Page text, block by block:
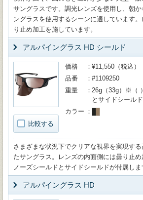
サングラスです。調光レンズを使用し、朝
ングラスを使用するシーンに適しています
り止め加工を施しています。
アルパイングラス HD シールド
比較する
価格
¥11,550（税込）
品番
#1109250
重量
26g（33g）※（
とサイドシール
カラー
さまざまな状況下でクリアな視界を実現す
たサングラス。レンズの内面側には曇り止め
ノーズシールドとサイドシールドが付属しま
アルパイングラス HD